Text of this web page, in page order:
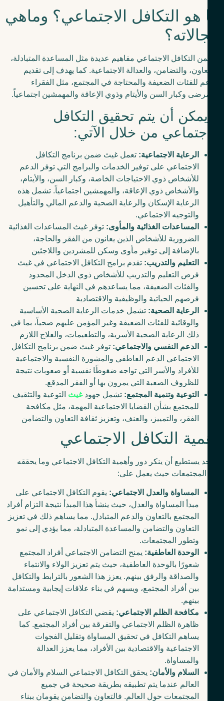
هو التكافل الاجتماعي؟ وماهي
التكافل الاجتماعي مفاهيم عديدة مثل المساعدة المتبادلة،
والتضامن، والعدالة الاجتماعية. كما يهدف إلى تقديم
للفئات الضعيفة والمحتاجة في المجتمع، مثل الفقراء
وكبار السن والأيتام وذوي الإعاقة والمهمشين اجتماعياً.
أن يتم تحقيق التكافل
من خلال الآتي:
الرعاية الاجتماعية:تعمل غيث ضمن برنامج التكافل
الاجتماعي على توفير الخدمات والبرامج التي توفر الدعم
للأشخاص ذوي الاحتياجات الخاصة، وكبار السن، والأيتام،
والأشخاص ذوي الإعاقة، والمهمشين اجتماعياً. تشمل هذه
الرعاية الإسكان والرعاية الصحية والدعم المالي والتأهيل
والتوجيه الاجتماعي.
المساعدات الغذائية والمأوى:توفر غيث المساعدات الغذائية
الضرورية للأشخاص الذين يعانون من الفقر والحاجة،
بالإضافة إلى توفير مأوى وسكن للمشردين واللاجئين
التعليم والتدريب:تقدم برامج التكافل الاجتماعي في غيث
فرص التعليم والتدريب للأشخاص ذوي الدخل المحدود
والفئات الضعيفة، مما يساعدهم في النهاية على تحسين
فرصهم الحياتية والوظيفية والاقتصادية
الرعاية الصحية:تشمل خدمات الرعاية الصحية الأساسية
والوقائية للفئات الضعيفة وغير المؤمن عليهم صحياً، بما في
ذلك الرعاية الصحية الأسرية، والتطعيمات، والعلاج اللازم
الدعم النفسي والاجتماعي:توفر غيث ضمن برنامج التكافل
الاجتماعي الدعم العاطفي والمشورة النفسية والاجتماعية
للأفراد والأسر التي تواجه ضغوطًا نفسية أو صعوبات نتيجة
للظروف الصعبة التي يمرون بها أو الفقر المدقع.
التوعية وتنمية المجتمع:تشمل جهودغيث التوعية والتثقيف
للمجتمع بشأن القضايا الاجتماعية المهمة، مثل مكافحة
الفقر، والتمييز، والعنف، وتعزيز ثقافة التعاون والتضامن
التكافل الاجتماعي
يستطيع أن ينكر دور وأهمية التكافل الاجتماعي وما يحققه
حيث يعمل على:
المساواة والعدل الاجتماعي:يقوم التكافل الاجتماعي على
مبدأ المساواة والعدل، حيث ينشأ هذا المبدأ نتيجة التزام أفراد
المجتمع بالتعاون والدعم المتبادل. مما يساهم ذلك في تعزيز
التعاون والتضامن والمساعدة المتبادلة، مما يؤدي إلى نمو
وتطور المجتمعات.
الوحدة العاطفية:يمنح التضامن الاجتماعي أفراد المجتمع
شعورًا بالوحدة العاطفية، حيث يتم تعزيز الولاء والانتماء
والصداقة والرفق بينهم. يعزز هذا الشعور بالترابط والتكافل
بين أفراد المجتمع، ويسهم في بناء علاقات إيجابية ومستدامة
بينهم.
مكافحة الظلم الاجتماعي:يقضي التكافل الاجتماعي على
ظاهرة الظلم الاجتماعي والتفرقة بين أفراد المجتمع. كما
يساهم التكافل في تحقيق المساواة وتقليل الفجوات
الاجتماعية والاقتصادية بين الأفراد، مما يعزز العدالة
والمساواة.
السلام والأمان:يحقق التكافل الاجتماعي السلام والأمان في
العالم عندما يتم تطبيقه بطريقة صحيحة في جميع
المجتمعات حول العالم. فالتعاون والتضامن يقومان ببناء